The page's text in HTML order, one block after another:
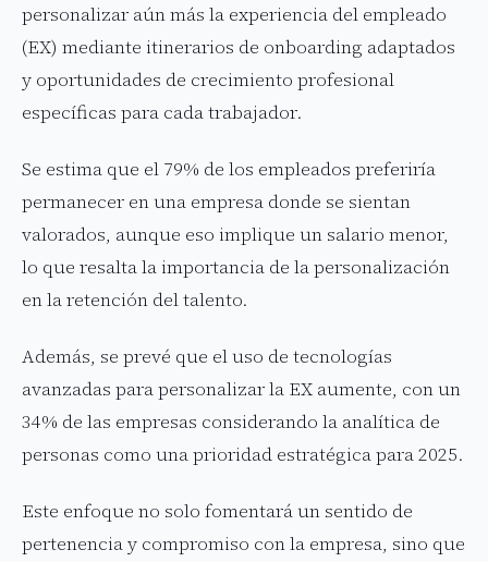
personalizar aún más la experiencia del empleado
(EX) mediante itinerarios de onboarding adaptados
y oportunidades de crecimiento profesional
específicas para cada trabajador.
Se estima que el 79% de los empleados preferiría
permanecer en una empresa donde se sientan
valorados, aunque eso implique un salario menor,
lo que resalta la importancia de la personalización
en la retención del talento.
Además, se prevé que el uso de tecnologías
avanzadas para personalizar la EX aumente, con un
34% de las empresas considerando la analítica de
personas como una prioridad estratégica para 2025.
Este enfoque no solo fomentará un sentido de
pertenencia y compromiso con la empresa, sino que